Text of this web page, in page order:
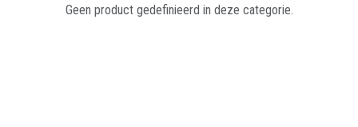
Geen product gedefinieerd in deze categorie.